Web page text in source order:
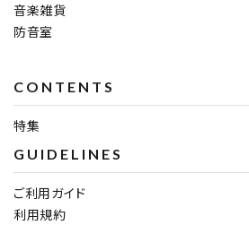
音楽雑貨
防音室
CONTENTS
特集
GUIDELINES
ご利用ガイド
利用規約